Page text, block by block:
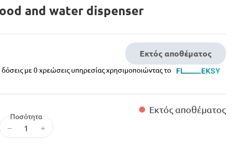
and water dispenser
Εκτός αποθέματος
με 0 χρεώσεις υπηρεσίας χρησιμοποιώντας το
Εκτός αποθέματος
Ποσότητα
– +